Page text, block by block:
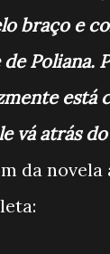
braço e
Poliana.
está
vá atrás
da